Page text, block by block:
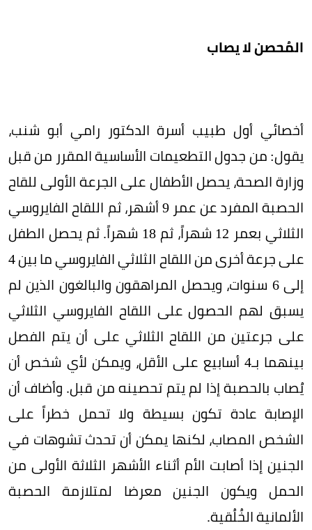
المُحصن لا يصاب
أخصائي أول طبيب أسرة الدكتور رامي أبو شنب،
يقول: من جدول التطعيمات الأساسية المقرر من قبل
وزارة الصحة، يحصل الأطفال على الجرعة الأولى للقاح
الحصبة المفرد عن عمر 9 أشهر، ثم اللقاح الفايروسي
الثلاثي بعمر 12 شهراً، ثم 18 شهراً. ثم يحصل الطفل
على جرعة أخرى من اللقاح الثلاثي الفايروسي ما بين 4
إلى 6 سنوات، ويحصل المراهقون والبالغون الذين لم
يسبق لهم الحصول على اللقاح الفايروسي الثلاثي
على جرعتين من اللقاح الثلاثي على أن يتم الفصل
بينهما بـ4 أسابيع على الأقل، ويمكن لأي شخص أن
يُصاب بالحصبة إذا لم يتم تحصينه من قبل. وأضاف أن
الإصابة عادة تكون بسيطة ولا تحمل خطراً على
الشخص المصاب، لكنها يمكن أن تحدث تشوهات في
الجنين إذا أصابت الأم أثناء الأشهر الثلاثة الأولى من
الحمل ويكون الجنين معرضا لمتلازمة الحصبة
الألمانية الخُلُقية.